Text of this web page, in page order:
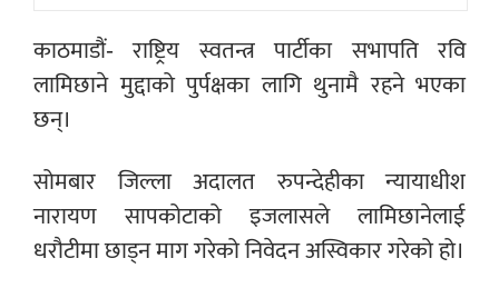
काठमाडौं- राष्ट्रिय स्वतन्त्र पार्टीका सभापति रवि
लामिछाने मुद्दाको पुर्पक्षका लागि थुनामै रहने भएका
छन्।
सोमबार जिल्ला अदालत रुपन्देहीका न्यायाधीश
नारायण सापकोटाको इजलासले लामिछानेलाई
धरौटीमा छाड्न माग गरेको निवेदन अस्विकार गरेको हो।